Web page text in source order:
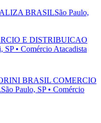
BRASILSão Paulo,
E DISTRIBUICAO
SP • Comércio Atacadista
BRASIL COMERCIO
São Paulo, SP • Comércio